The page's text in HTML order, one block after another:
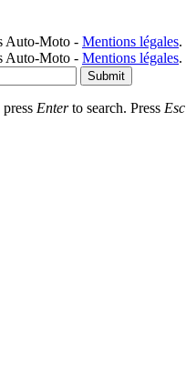
Auto-Moto - Mentions légales.
Auto-Moto - Mentions légales.
Submit
Enterto search. Press Esc